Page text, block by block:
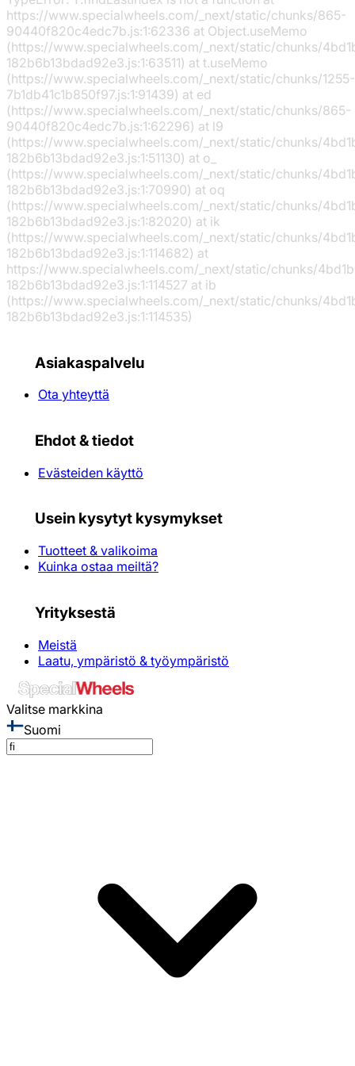
https://www.specialwheels.com/_next/static/chunks/865-
90440f820c4edc7b.js:1:62336 at Object.useMemo
(https://www.specialwheels.com/_next/static/chunks/
182b6b13bdad92e3.js:1:63511) at t.useMemo
(https://www.specialwheels.com/_next/static/chunks/1255-
7b1db41c1b850f97.js:1:91439) at ed
(https://www.specialwheels.com/_next/static/chunks/865-
90440f820c4edc7b.js:1:62296) at l9
(https://www.specialwheels.com/_next/static/chunks/
182b6b13bdad92e3.js:1:51130) at o_
(https://www.specialwheels.com/_next/static/chunks/
182b6b13bdad92e3.js:1:70990) at oq
(https://www.specialwheels.com/_next/static/chunks/
182b6b13bdad92e3.js:1:82020) at ik
(https://www.specialwheels.com/_next/static/chunks/
182b6b13bdad92e3.js:1:114682) at
https://www.specialwheels.com/_next/static/chunks/
182b6b13bdad92e3.js:1:114527 at ib
(https://www.specialwheels.com/_next/static/chunks/
182b6b13bdad92e3.js:1:114535)
Asiakaspalvelu
Ota yhteyttä
Ehdot & tiedot
Evästeiden käyttö
Usein kysytyt kysymykset
Tuotteet & valikoima
Kuinka ostaa meiltä?
Yrityksestä
Meistä
Laatu, ympäristö & työympäristö
Valitse markkina
Suomi